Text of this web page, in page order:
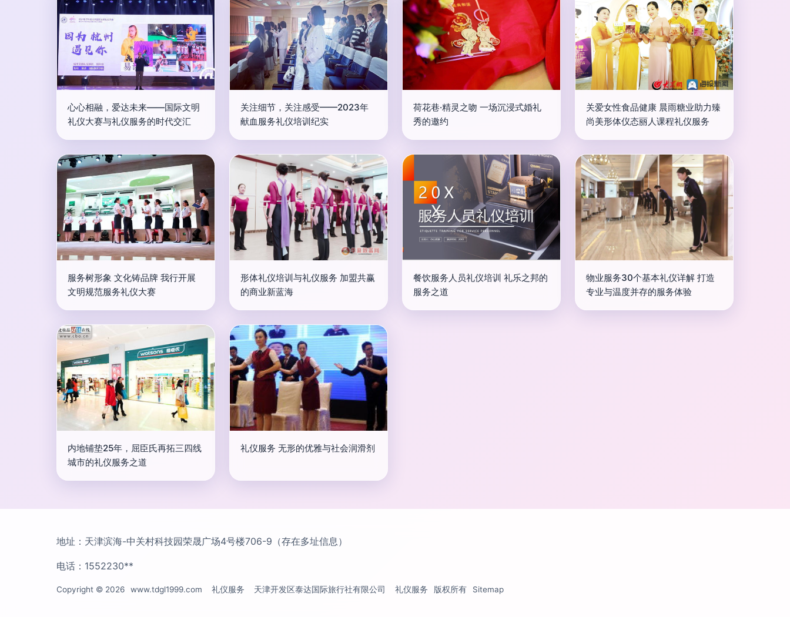
心心相融，爱达未来——国际文明
礼仪大赛与礼仪服务的时代交汇
关注细节，关注感受——2023年
献血服务礼仪培训纪实
荷花巷·精灵之吻 一场沉浸式婚礼
秀的邀约
关爱女性食品健康 晨雨糖业助力臻
尚美形体仪态丽人课程礼仪服务
服务树形象 文化铸品牌 我行开展
文明规范服务礼仪大赛
形体礼仪培训与礼仪服务 加盟共赢
的商业新蓝海
餐饮服务人员礼仪培训 礼乐之邦的
服务之道
物业服务30个基本礼仪详解 打造
专业与温度并存的服务体验
内地铺垫25年，屈臣氏再拓三四线
城市的礼仪服务之道
礼仪服务 无形的优雅与社会润滑剂
地址：天津滨海-中关村科技园荣晟广场4号楼706-9（存在多址信息）
电话：1552230**
Copyright © 2026 www.tdgl1999.com 礼仪服务 天津开发区泰达国际旅行社有限公司 礼仪服务 版权所有 Sitemap